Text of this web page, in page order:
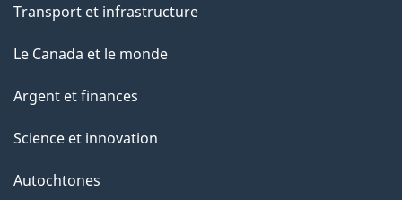
Transport et infrastructure
Le Canada et le monde
Argent et finances
Science et innovation
Autochtones